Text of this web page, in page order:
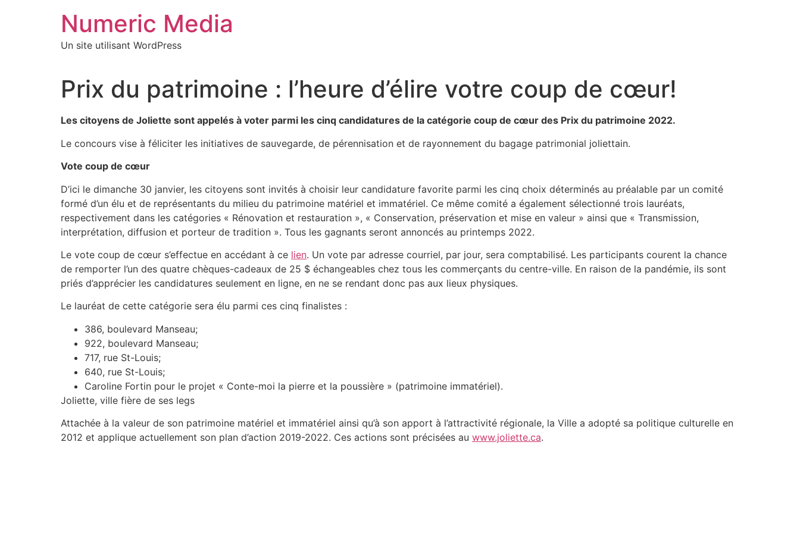
Numeric Media
Un site utilisant WordPress
Prix du patrimoine : l’heure d’élire votre coup de cœur!
Les citoyens de Joliette sont appelés à voter parmi les cinq candidatures de la catégorie coup de cœur des Prix du patrimoine 2022.
Le concours vise à féliciter les initiatives de sauvegarde, de pérennisation et de rayonnement du bagage patrimonial joliettain.
Vote coup de cœur
D’ici le dimanche 30 janvier, les citoyens sont invités à choisir leur candidature favorite parmi les cinq choix déterminés au préalable par un comité
formé d’un élu et de représentants du milieu du patrimoine matériel et immatériel. Ce même comité a également sélectionné trois lauréats,
respectivement dans les catégories « Rénovation et restauration », « Conservation, préservation et mise en valeur » ainsi que « Transmission,
interprétation, diffusion et porteur de tradition ». Tous les gagnants seront annoncés au printemps 2022.
Le vote coup de cœur s’effectue en accédant à ce lien. Un vote par adresse courriel, par jour, sera comptabilisé. Les participants courent la chance
de remporter l’un des quatre chèques-cadeaux de 25 $ échangeables chez tous les commerçants du centre-ville. En raison de la pandémie, ils sont
priés d’apprécier les candidatures seulement en ligne, en ne se rendant donc pas aux lieux physiques.
Le lauréat de cette catégorie sera élu parmi ces cinq finalistes :
386, boulevard Manseau;
922, boulevard Manseau;
717, rue St-Louis;
640, rue St-Louis;
Caroline Fortin pour le projet « Conte-moi la pierre et la poussière » (patrimoine immatériel).
Joliette, ville fière de ses legs
Attachée à la valeur de son patrimoine matériel et immatériel ainsi qu’à son apport à l’attractivité régionale, la Ville a adopté sa politique culturelle en
2012 et applique actuellement son plan d’action 2019-2022. Ces actions sont précisées au www.joliette.ca.